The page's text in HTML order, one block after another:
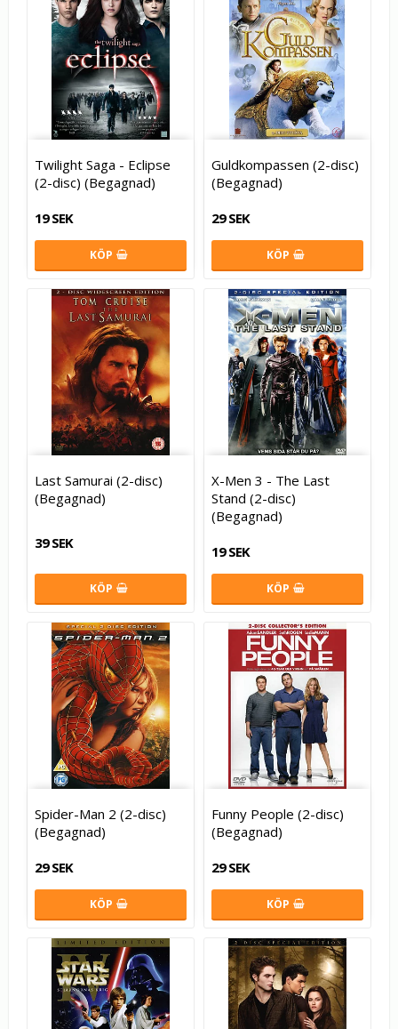
Twilight Saga - Eclipse
(2-disc) (Begagnad)
19 SEK
KÖP
Guldkompassen (2-disc)
(Begagnad)
29 SEK
KÖP
Last Samurai (2-disc)
(Begagnad)
39 SEK
KÖP
X-Men 3 - The Last
Stand (2-disc)
(Begagnad)
19 SEK
KÖP
Spider-Man 2 (2-disc)
(Begagnad)
29 SEK
KÖP
Funny People (2-disc)
(Begagnad)
29 SEK
KÖP